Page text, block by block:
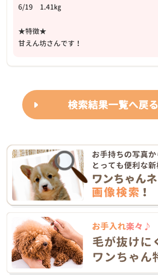
6/19 1.41㎏
★特徴★
甘えん坊さんです！
検索結果一覧へ戻る